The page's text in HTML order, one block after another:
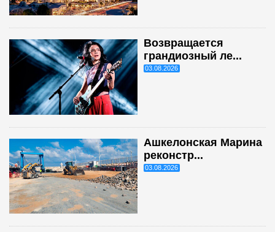
Возвращается
грандиозный ле...
03.08.2026
Ашкелонская Марина
реконстр...
03.08.2026